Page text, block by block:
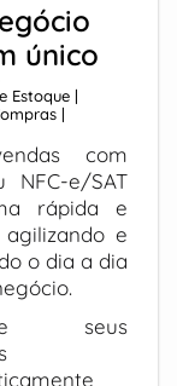
único
Estoque |
|
com
NFC-e/SAT
rápida e
agilizando e
o dia a dia
seus